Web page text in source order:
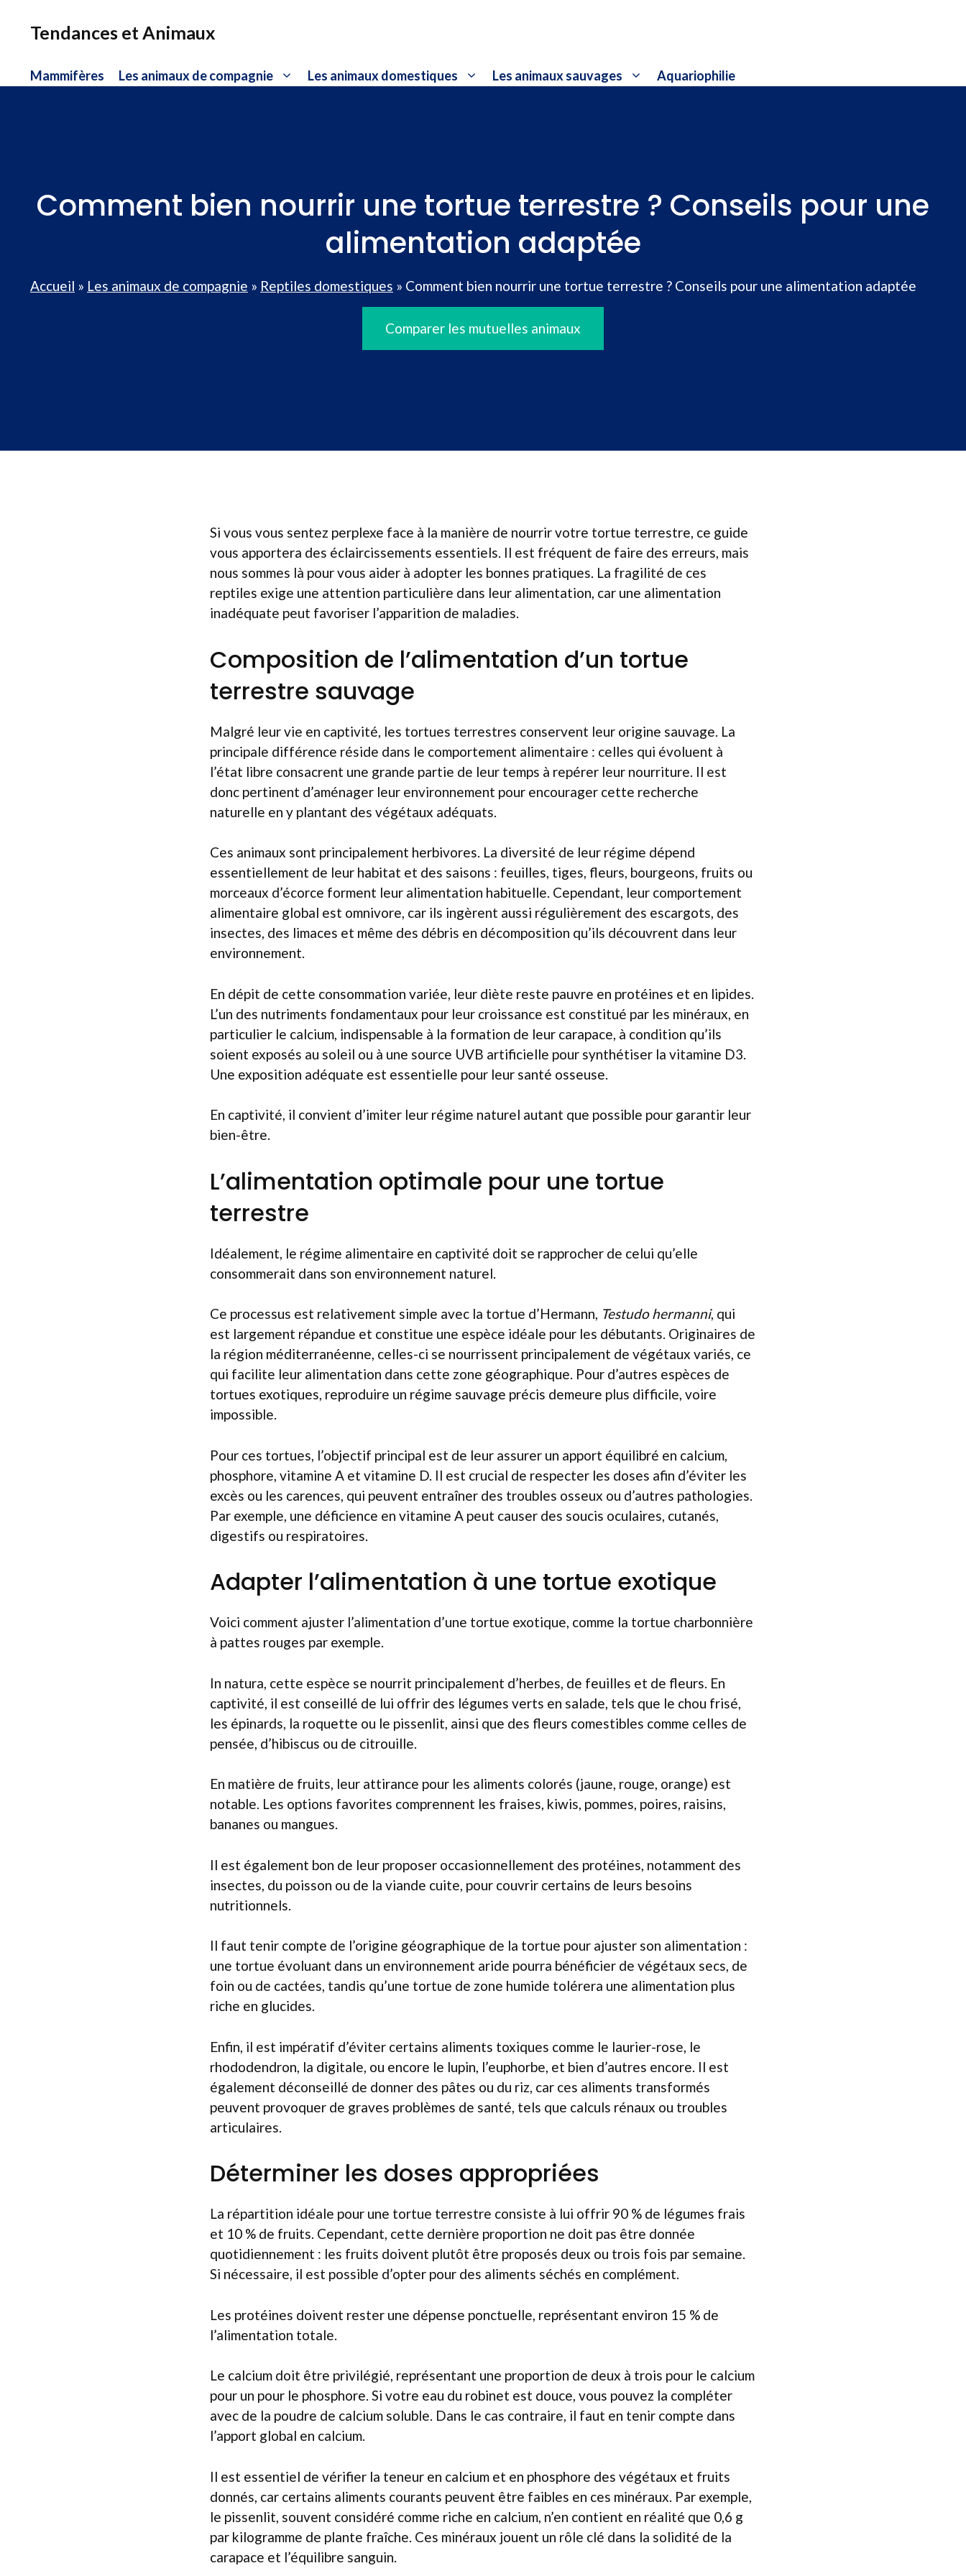
Tendances et Animaux
Mammifères Les animaux de compagnie Les animaux domestiques Les animaux sauvages Aquariophilie
Comment bien nourrir une tortue terrestre ? Conseils pour une
alimentation adaptée
Accueil » Les animaux de compagnie » Reptiles domestiques » Comment bien nourrir une tortue terrestre ? Conseils pour une alimentation adaptée
Comparer les mutuelles animaux
Si vous vous sentez perplexe face à la manière de nourrir votre tortue terrestre, ce guide
vous apportera des éclaircissements essentiels. Il est fréquent de faire des erreurs, mais
nous sommes là pour vous aider à adopter les bonnes pratiques. La fragilité de ces
reptiles exige une attention particulière dans leur alimentation, car une alimentation
inadéquate peut favoriser l’apparition de maladies.
Composition de l’alimentation d’un tortue
terrestre sauvage
Malgré leur vie en captivité, les tortues terrestres conservent leur origine sauvage. La
principale différence réside dans le comportement alimentaire : celles qui évoluent à
l’état libre consacrent une grande partie de leur temps à repérer leur nourriture. Il est
donc pertinent d’aménager leur environnement pour encourager cette recherche
naturelle en y plantant des végétaux adéquats.
Ces animaux sont principalement herbivores. La diversité de leur régime dépend
essentiellement de leur habitat et des saisons : feuilles, tiges, fleurs, bourgeons, fruits ou
morceaux d’écorce forment leur alimentation habituelle. Cependant, leur comportement
alimentaire global est omnivore, car ils ingèrent aussi régulièrement des escargots, des
insectes, des limaces et même des débris en décomposition qu’ils découvrent dans leur
environnement.
En dépit de cette consommation variée, leur diète reste pauvre en protéines et en lipides.
L’un des nutriments fondamentaux pour leur croissance est constitué par les minéraux, en
particulier le calcium, indispensable à la formation de leur carapace, à condition qu’ils
soient exposés au soleil ou à une source UVB artificielle pour synthétiser la vitamine D3.
Une exposition adéquate est essentielle pour leur santé osseuse.
En captivité, il convient d’imiter leur régime naturel autant que possible pour garantir leur
bien-être.
L’alimentation optimale pour une tortue
terrestre
Idéalement, le régime alimentaire en captivité doit se rapprocher de celui qu’elle
consommerait dans son environnement naturel.
Ce processus est relativement simple avec la tortue d’Hermann, Testudo hermanni, qui
est largement répandue et constitue une espèce idéale pour les débutants. Originaires de
la région méditerranéenne, celles-ci se nourrissent principalement de végétaux variés, ce
qui facilite leur alimentation dans cette zone géographique. Pour d’autres espèces de
tortues exotiques, reproduire un régime sauvage précis demeure plus difficile, voire
impossible.
Pour ces tortues, l’objectif principal est de leur assurer un apport équilibré en calcium,
phosphore, vitamine A et vitamine D. Il est crucial de respecter les doses afin d’éviter les
excès ou les carences, qui peuvent entraîner des troubles osseux ou d’autres pathologies.
Par exemple, une déficience en vitamine A peut causer des soucis oculaires, cutanés,
digestifs ou respiratoires.
Adapter l’alimentation à une tortue exotique
Voici comment ajuster l’alimentation d’une tortue exotique, comme la tortue charbonnière
à pattes rouges par exemple.
In natura, cette espèce se nourrit principalement d’herbes, de feuilles et de fleurs. En
captivité, il est conseillé de lui offrir des légumes verts en salade, tels que le chou frisé,
les épinards, la roquette ou le pissenlit, ainsi que des fleurs comestibles comme celles de
pensée, d’hibiscus ou de citrouille.
En matière de fruits, leur attirance pour les aliments colorés (jaune, rouge, orange) est
notable. Les options favorites comprennent les fraises, kiwis, pommes, poires, raisins,
bananes ou mangues.
Il est également bon de leur proposer occasionnellement des protéines, notamment des
insectes, du poisson ou de la viande cuite, pour couvrir certains de leurs besoins
nutritionnels.
Il faut tenir compte de l’origine géographique de la tortue pour ajuster son alimentation :
une tortue évoluant dans un environnement aride pourra bénéficier de végétaux secs, de
foin ou de cactées, tandis qu’une tortue de zone humide tolérera une alimentation plus
riche en glucides.
Enfin, il est impératif d’éviter certains aliments toxiques comme le laurier-rose, le
rhododendron, la digitale, ou encore le lupin, l’euphorbe, et bien d’autres encore. Il est
également déconseillé de donner des pâtes ou du riz, car ces aliments transformés
peuvent provoquer de graves problèmes de santé, tels que calculs rénaux ou troubles
articulaires.
Déterminer les doses appropriées
La répartition idéale pour une tortue terrestre consiste à lui offrir 90 % de légumes frais
et 10 % de fruits. Cependant, cette dernière proportion ne doit pas être donnée
quotidiennement : les fruits doivent plutôt être proposés deux ou trois fois par semaine.
Si nécessaire, il est possible d’opter pour des aliments séchés en complément.
Les protéines doivent rester une dépense ponctuelle, représentant environ 15 % de
l’alimentation totale.
Le calcium doit être privilégié, représentant une proportion de deux à trois pour le calcium
pour un pour le phosphore. Si votre eau du robinet est douce, vous pouvez la compléter
avec de la poudre de calcium soluble. Dans le cas contraire, il faut en tenir compte dans
l’apport global en calcium.
Il est essentiel de vérifier la teneur en calcium et en phosphore des végétaux et fruits
donnés, car certains aliments courants peuvent être faibles en ces minéraux. Par exemple,
le pissenlit, souvent considéré comme riche en calcium, n’en contient en réalité que 0,6 g
par kilogramme de plante fraîche. Ces minéraux jouent un rôle clé dans la solidité de la
carapace et l’équilibre sanguin.